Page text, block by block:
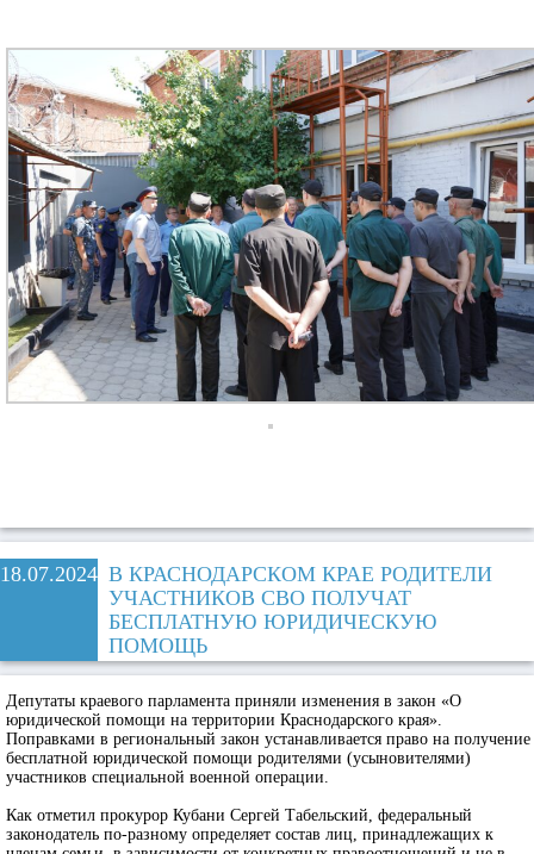
18.07.2024 В КРАСНОДАРСКОМ КРАЕ РОДИТЕЛИ
УЧАСТНИКОВ СВО ПОЛУЧАТ
БЕСПЛАТНУЮ ЮРИДИЧЕСКУЮ
ПОМОЩЬ
Депутаты краевого парламента приняли изменения в закон «О
юридической помощи на территории Краснодарского края».
Поправками в региональный закон устанавливается право на получение
бесплатной юридической помощи родителями (усыновителями)
участников специальной военной операции.
Как отметил прокурор Кубани Сергей Табельский, федеральный
законодатель по-разному определяет состав лиц, принадлежащих к